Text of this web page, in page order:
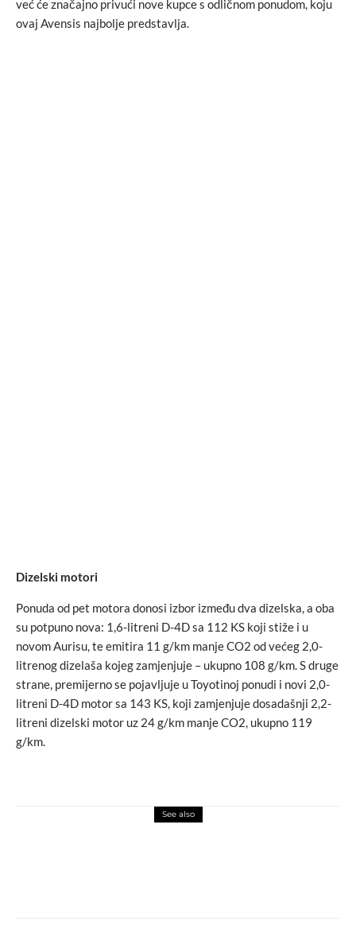
već će značajno privući nove kupce s odličnom ponudom, koju
ovaj Avensis najbolje predstavlja.
Dizelski motori
Ponuda od pet motora donosi izbor između dva dizelska, a oba
su potpuno nova: 1,6-litreni D-4D sa 112 KS koji stiže i u
novom Aurisu, te emitira 11 g/km manje CO2 od većeg 2,0-
litrenog dizelaša kojeg zamjenjuje – ukupno 108 g/km. S druge
strane, premijerno se pojavljuje u Toyotinoj ponudi i novi 2,0-
litreni D-4D motor sa 143 KS, koji zamjenjuje dosadašnji 2,2-
litreni dizelski motor uz 24 g/km manje CO2, ukupno 119
g/km.
See also